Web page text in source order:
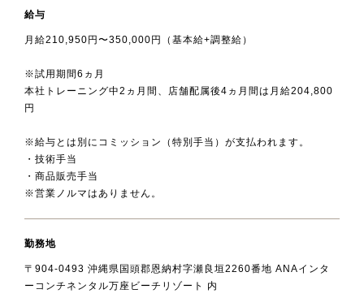
給与
月給210,950円〜350,000円（基本給+調整給）
※試用期間6ヵ月
本社トレーニング中2ヵ月間、店舗配属後4ヵ月間は月給204,800
円
※給与とは別にコミッション（特別手当）が支払われます。
・技術手当
・商品販売手当
※営業ノルマはありません。
勤務地
〒904-0493 沖縄県国頭郡恩納村字瀬良垣2260番地 ANAインタ
ーコンチネンタル万座ビーチリゾート 内